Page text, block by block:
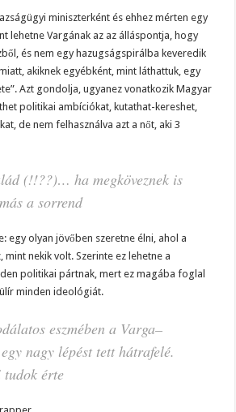
miniszterként és ehhez mérten egy
lehetne Vargának az az álláspontja, hogy
és nem egy hazugságspirálba keveredik
akiknek egyébként, mint láthattuk, egy
Azt gondolja, ugyanez vonatkozik Magyar
politikai ambíciókat, kutathat-kereshet,
de nem felhasználva azt a nőt, aki 3
(!!??)… ha megköveznek is
a sorrend
egy olyan jövőben szeretne élni, ahol a
nekik volt. Szerinte ez lehetne a
politikai pártnak, mert ez magába foglal
minden ideológiát.
eszmében a Varga–
nagy lépést tett hátrafelé.
érte